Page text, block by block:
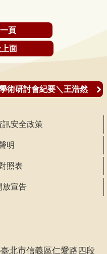
頁
上面
術研討會紀要＼王浩然
訊安全政策
明
照表
放宣告
北市信義區仁愛路四段